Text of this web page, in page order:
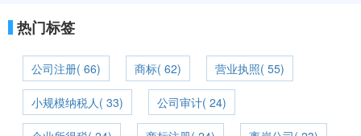
热门标签
公司注册( 66) 商标( 62) 营业执照( 55)
小规模纳税人( 33) 公司审计( 24)